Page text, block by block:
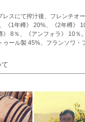
レスにて搾汁後、フレンチ
《1年樽》 20%、《2年樽》
》 8％、《アンフォラ》 10％
ゥール製 45%、フランソワ